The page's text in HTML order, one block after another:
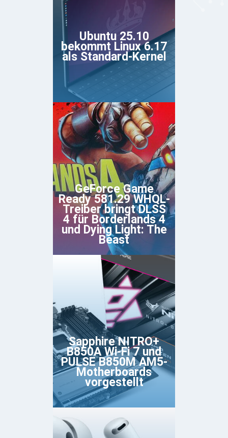
Ubuntu 25.10
bekommt Linux 6.17
als Standard-Kernel
GeForce Game
Ready 581.29 WHQL-
Treiber bringt DLSS
4 für Borderlands 4
und Dying Light: The
Beast
Sapphire NITRO+
B850A Wi-Fi 7 und
PULSE B850M AM5-
Motherboards
vorgestellt